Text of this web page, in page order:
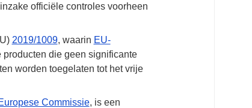
officiële controles voorheen
2019/1009, waarin EU-
die geen significante
worden toegelaten tot het vrije
Commissie, is een